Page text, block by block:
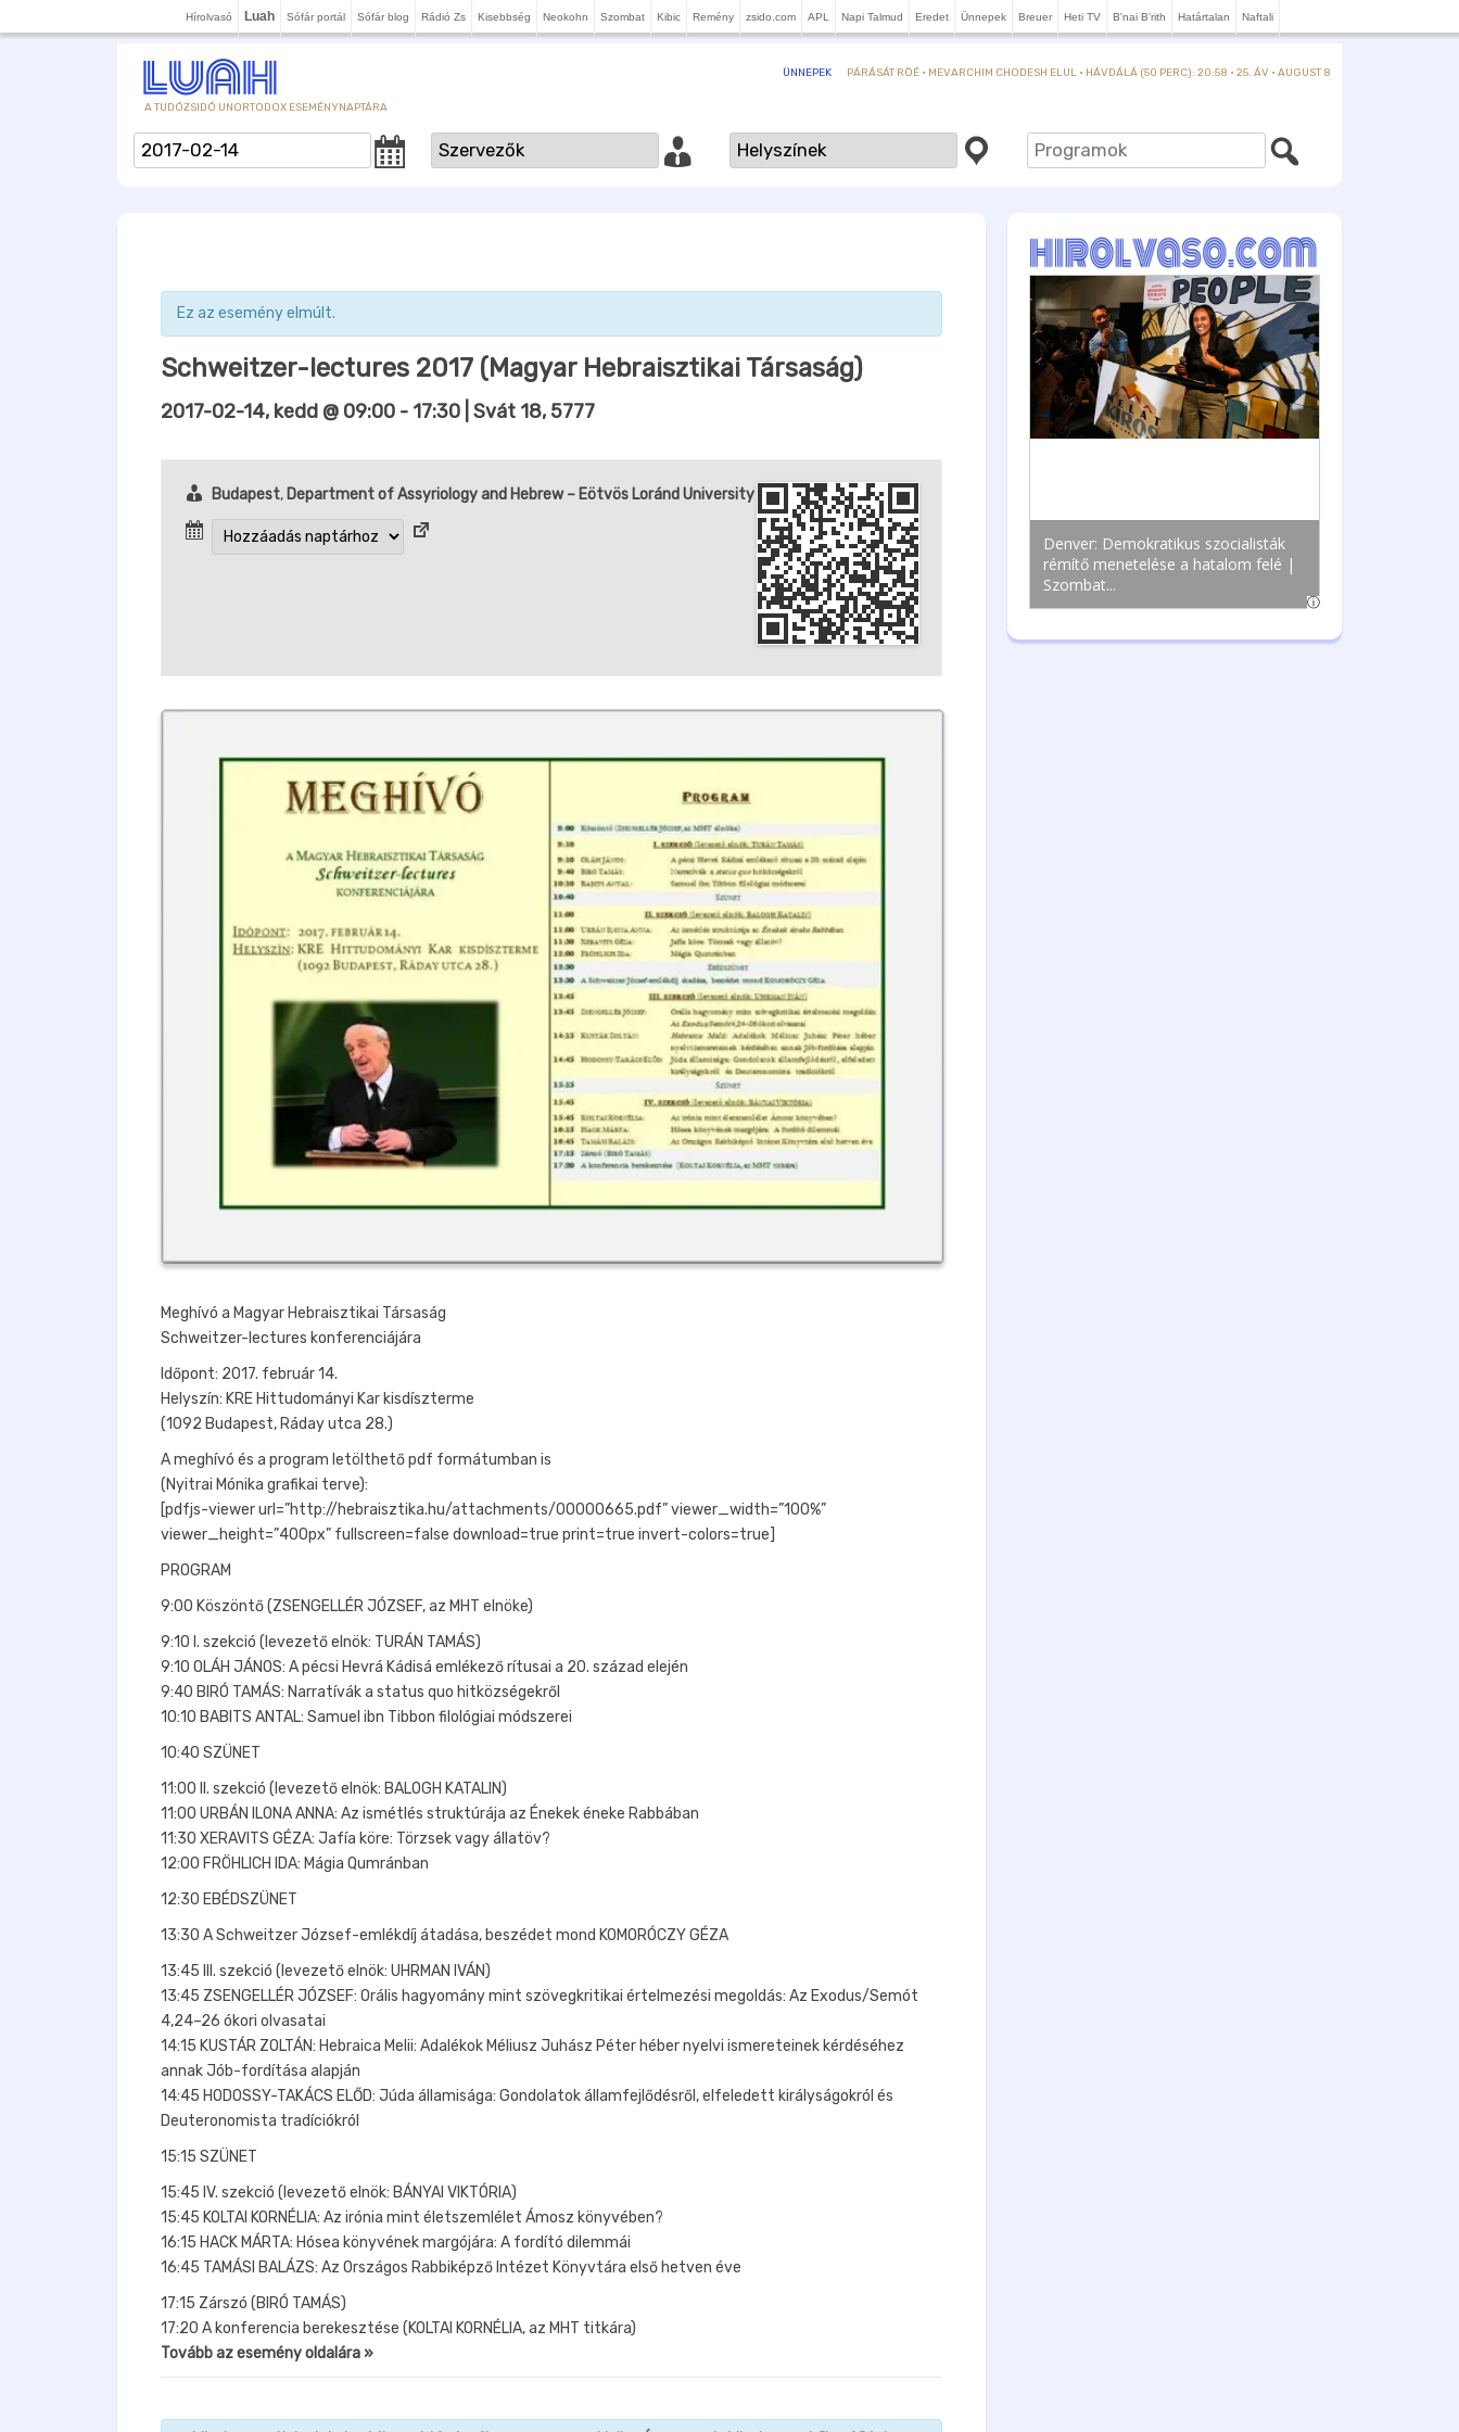
Hírolvasó Luah Sófár portál Sófár blog Rádió Zs Kisebbség Neokohn Szombat Kibic Remény zsido.com APL Napi Talmud Eredet Ünnepek Breuer Heti TV B'nai B'rith Határtalan Naftali
A TUDÓZSIDÓ UNORTODOX ESEMÉNYNAPTÁRA
ÜNNEPEK PÁRÁSÁT RÖÉ · MEVARCHIM CHODESH ELUL · HÁVDÁLÁ (50 PERC): 20:58 · 25. ÁV · AUGUST 8
Ez az esemény elmúlt.
Schweitzer-lectures 2017 (Magyar Hebraisztikai Társaság)
2017-02-14, kedd @ 09:00 - 17:30 | Svát 18, 5777
Budapest, Department of Assyriology and Hebrew – Eötvös Loránd University
Meghívó a Magyar Hebraisztikai Társaság
Schweitzer-lectures konferenciájára
Időpont: 2017. február 14.
Helyszín: KRE Hittudományi Kar kisdíszterme
(1092 Budapest, Ráday utca 28.)
A meghívó és a program letölthető pdf formátumban is
(Nyitrai Mónika grafikai terve):
[pdfjs-viewer url=”http://hebraisztika.hu/attachments/00000665.pdf” viewer_width=”100%”
viewer_height=”400px” fullscreen=false download=true print=true invert-colors=true]
PROGRAM
9:00 Köszöntő (ZSENGELLÉR JÓZSEF, az MHT elnöke)
9:10 I. szekció (levezető elnök: TURÁN TAMÁS)
9:10 OLÁH JÁNOS: A pécsi Hevrá Kádisá emlékező rítusai a 20. század elején
9:40 BIRÓ TAMÁS: Narratívák a status quo hitközségekről
10:10 BABITS ANTAL: Samuel ibn Tibbon filológiai módszerei
10:40 SZÜNET
11:00 II. szekció (levezető elnök: BALOGH KATALIN)
11:00 URBÁN ILONA ANNA: Az ismétlés struktúrája az Énekek éneke Rabbában
11:30 XERAVITS GÉZA: Jafía köre: Törzsek vagy állatöv?
12:00 FRÖHLICH IDA: Mágia Qumránban
12:30 EBÉDSZÜNET
13:30 A Schweitzer József-emlékdíj átadása, beszédet mond KOMORÓCZY GÉZA
13:45 III. szekció (levezető elnök: UHRMAN IVÁN)
13:45 ZSENGELLÉR JÓZSEF: Orális hagyomány mint szövegkritikai értelmezési megoldás: Az Exodus/Semót
4,24–26 ókori olvasatai
14:15 KUSTÁR ZOLTÁN: Hebraica Melii: Adalékok Méliusz Juhász Péter héber nyelvi ismereteinek kérdéséhez
annak Jób-fordítása alapján
14:45 HODOSSY-TAKÁCS ELŐD: Júda államisága: Gondolatok államfejlődésről, elfeledett királyságokról és
Deuteronomista tradíciókról
15:15 SZÜNET
15:45 IV. szekció (levezető elnök: BÁNYAI VIKTÓRIA)
15:45 KOLTAI KORNÉLIA: Az irónia mint életszemlélet Ámosz könyvében?
16:15 HACK MÁRTA: Hósea könyvének margójára: A fordító dilemmái
16:45 TAMÁSI BALÁZS: Az Országos Rabbiképző Intézet Könyvtára első hetven éve
17:15 Zárszó (BIRÓ TAMÁS)
17:20 A konferencia berekesztése (KOLTAI KORNÉLIA, az MHT titkára)
Tovább az esemény oldalára »